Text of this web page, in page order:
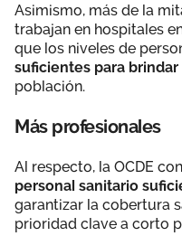
Asimismo, más de la
trabajan en hospitales
que los niveles de
suficientes para
población.
Más profesionales
Al respecto, la OCDE
personal sanitario
garantizar la cobertura
prioridad clave a corto